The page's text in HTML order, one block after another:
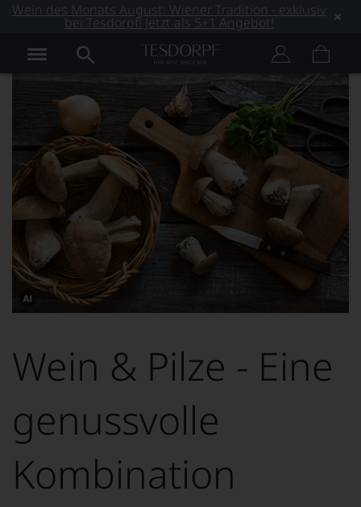
Wein des Monats August: Wiener Tradition - exklusiv
bei Tesdorpf! Jetzt als 5+1 Angebot!
Dieses
mithilfe
von
KI
verändert.
Wein & Pilze - Eine
genussvolle
Kombination